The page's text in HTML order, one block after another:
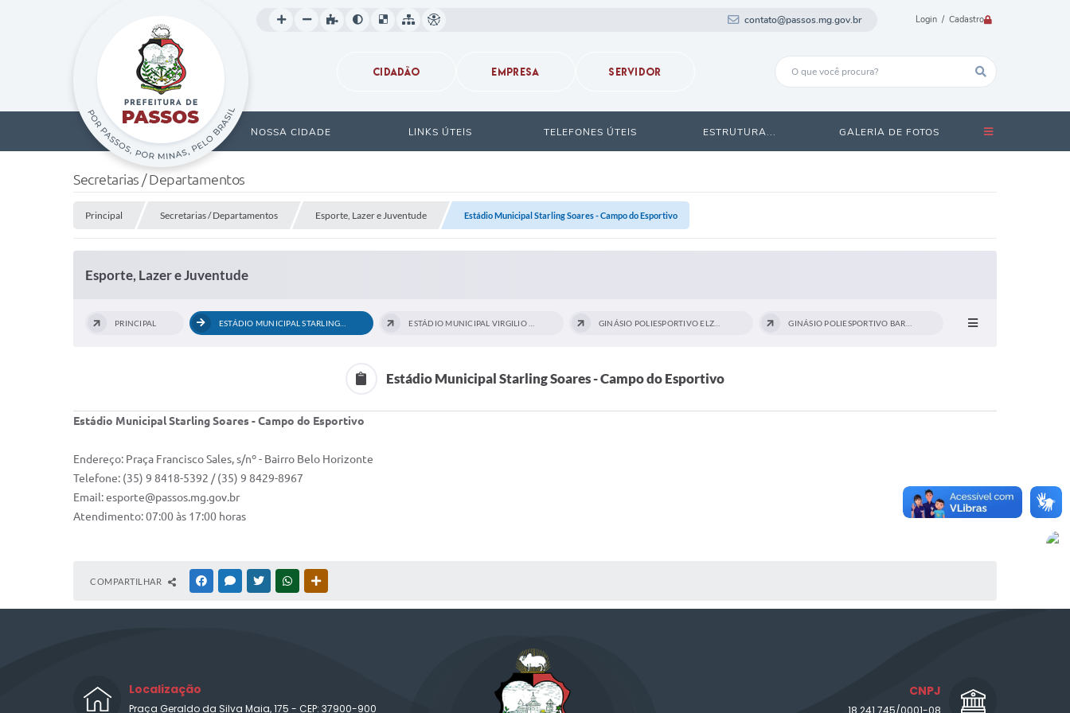
Login / Cadastro
contato@passos.mg.gov.br
CIDADÃO EMPRESA SERVIDOR
NOSSA CIDADE LINKS ÚTEIS TELEFONES ÚTEIS ESTRUTURA... GALERIA DE FOTOS
Secretarias / Departamentos
Principal Secretarias / Departamentos Esporte, Lazer e Juventude Estádio Municipal Starling Soares - Campo do Esportivo
Esporte, Lazer e Juventude
PRINCIPAL
Estádio Municipal Starling Soares - Campo do Esportivo
Estádio Municipal Starling Soares - Campo do Esportivo
Endereço: Praça Francisco Sales, s/nº - Bairro Belo Horizonte
Telefone: (35) 9 8418-5392 / (35) 9 8429-8967
Email: esporte@passos.mg.gov.br
Atendimento: 07:00 às 17:00 horas
COMPARTILHAR FACEBOOKMESSENGER
TWITTERWHATSAPP
Localização
Praça Geraldo da Silva Maia, 175 - CEP: 37900-900
CNPJ
18.241.745/0001-08